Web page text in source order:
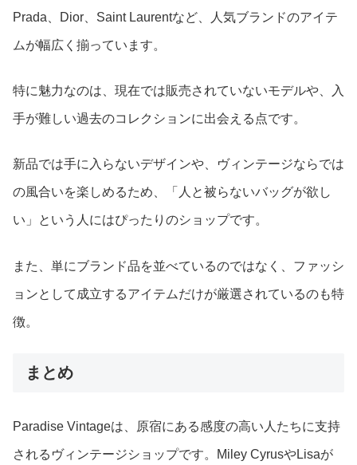
Prada、Dior、Saint Laurentなど、人気ブランドのアイテ
ムが幅広く揃っています。
特に魅力なのは、現在では販売されていないモデルや、入
手が難しい過去のコレクションに出会える点です。
新品では手に入らないデザインや、ヴィンテージならでは
の風合いを楽しめるため、「人と被らないバッグが欲し
い」という人にはぴったりのショップです。
また、単にブランド品を並べているのではなく、ファッシ
ョンとして成立するアイテムだけが厳選されているのも特
徴。
まとめ
Paradise Vintageは、原宿にある感度の高い人たちに支持
されるヴィンテージショップです。 Miley CyrusやLisaが